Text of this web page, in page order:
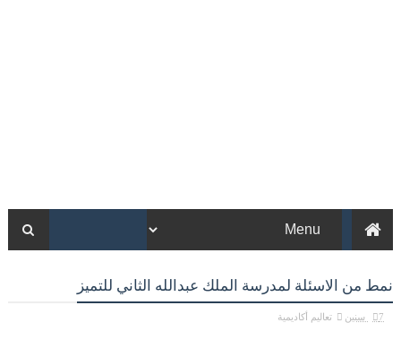
نمط من الاسئلة لمدرسة الملك عبدالله الثاني للتميز
7 سنين تعاليم أكاديمية